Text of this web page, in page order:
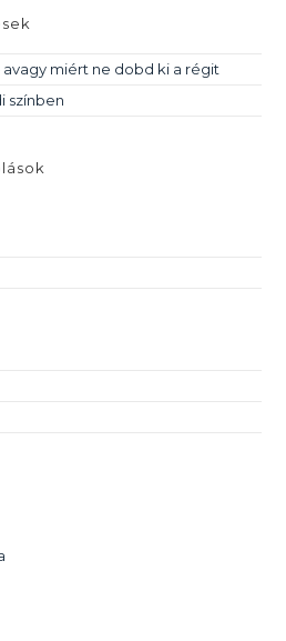
avagy miért ne dobd ki a régit
színben